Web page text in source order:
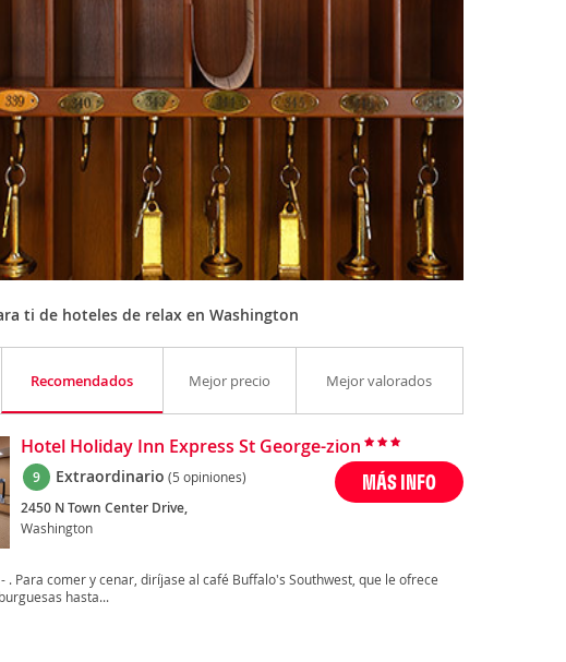
ti de hoteles de relax en Washington
Recomendados Mejor precio Mejor valorados
Hotel Holiday Inn Express St George-zion
9 Extraordinario (5 opiniones)
2450 N Town Center Drive,
Washington
MÁS INFO
. Para comer y cenar, diríjase al café Buffalo's Southwest, que le ofrece
hasta...